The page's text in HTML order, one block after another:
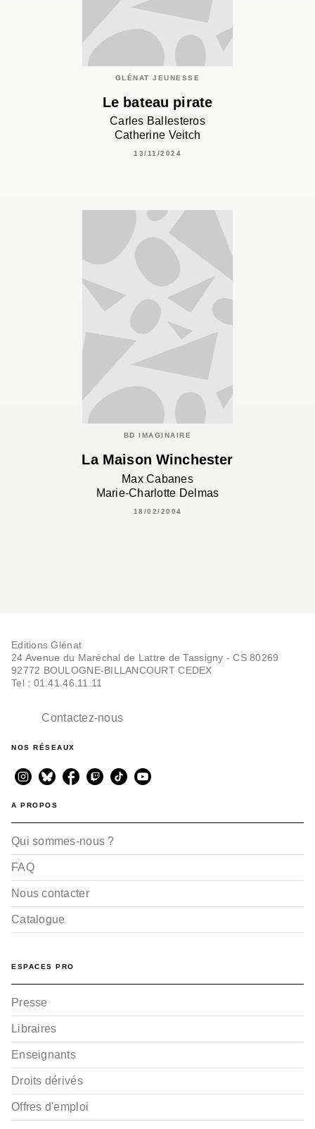
GLÉNAT JEUNESSE
Le bateau pirate
Carles Ballesteros
Catherine Veitch
13/11/2024
BD IMAGINAIRE
La Maison Winchester
Max Cabanes
Marie-Charlotte Delmas
18/02/2004
Editions Glénat
24 Avenue du Maréchal de Lattre de Tassigny - CS 80269
92772 BOULOGNE-BILLANCOURT CEDEX
Tel : 01.41.46.11.11
Contactez-nous
NOS RÉSEAUX
A PROPOS
Qui sommes-nous ?
FAQ
Nous contacter
Catalogue
ESPACES PRO
Presse
Libraires
Enseignants
Droits dérivés
Offres d'emploi